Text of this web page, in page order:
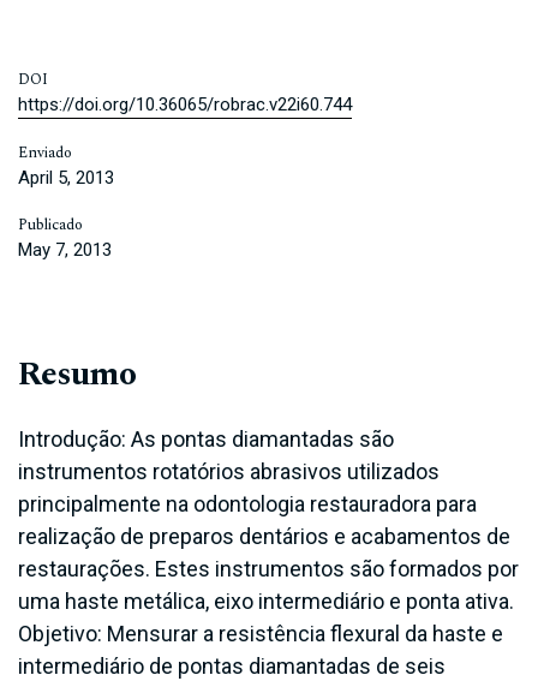
DOI
https://doi.org/10.36065/robrac.v22i60.744
Enviado
April 5, 2013
Publicado
May 7, 2013
Resumo
Introdução: As pontas diamantadas são
instrumentos rotatórios abrasivos utilizados
principalmente na odontologia restauradora para
realização de preparos dentários e acabamentos de
restaurações. Estes instrumentos são formados por
uma haste metálica, eixo intermediário e ponta ativa.
Objetivo: Mensurar a resistência flexural da haste e
intermediário de pontas diamantadas de seis